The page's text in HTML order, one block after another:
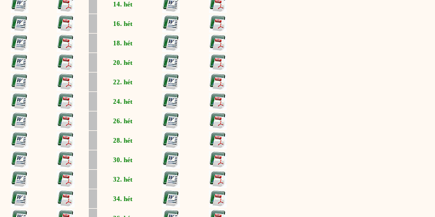
14. hét
16. hét
18. hét
20. hét
22. hét
24. hét
26. hét
28. hét
30. hét
32. hét
34. hét